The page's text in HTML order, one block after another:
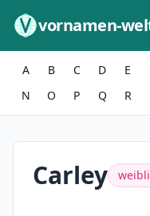
vornamen-
A B C D E
N
O P Q R
Carley